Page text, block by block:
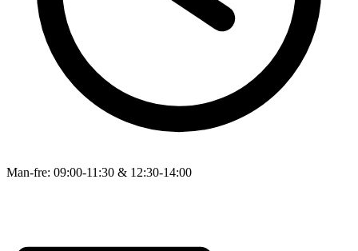
Man-fre: 09:00-11:30 & 12:30-14:00